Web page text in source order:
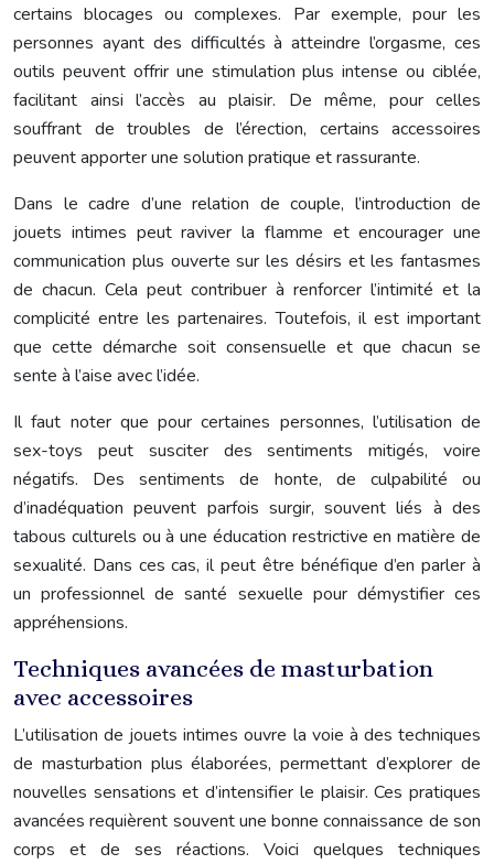
certains blocages ou complexes. Par exemple, pour les
personnes ayant des difficultés à atteindre l’orgasme, ces
outils peuvent offrir une stimulation plus intense ou ciblée,
facilitant ainsi l’accès au plaisir. De même, pour celles
souffrant de troubles de l’érection, certains accessoires
peuvent apporter une solution pratique et rassurante.
Dans le cadre d’une relation de couple, l’introduction de
jouets intimes peut raviver la flamme et encourager une
communication plus ouverte sur les désirs et les fantasmes
de chacun. Cela peut contribuer à renforcer l’intimité et la
complicité entre les partenaires. Toutefois, il est important
que cette démarche soit consensuelle et que chacun se
sente à l’aise avec l’idée.
Il faut noter que pour certaines personnes, l’utilisation de
sex-toys peut susciter des sentiments mitigés, voire
négatifs. Des sentiments de honte, de culpabilité ou
d’inadéquation peuvent parfois surgir, souvent liés à des
tabous culturels ou à une éducation restrictive en matière de
sexualité. Dans ces cas, il peut être bénéfique d’en parler à
un professionnel de santé sexuelle pour démystifier ces
appréhensions.
Techniques avancées de masturbation
avec accessoires
L’utilisation de jouets intimes ouvre la voie à des techniques
de masturbation plus élaborées, permettant d’explorer de
nouvelles sensations et d’intensifier le plaisir. Ces pratiques
avancées requièrent souvent une bonne connaissance de son
corps et de ses réactions. Voici quelques techniques